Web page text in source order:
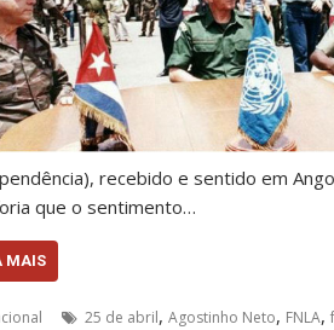
recebido e sentido em
que o sentimento…
MAIS
25 de abril, Agostinho Neto, FNLA,